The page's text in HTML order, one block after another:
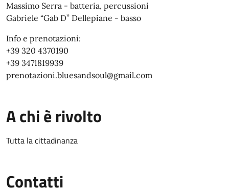
Massimo Serra - batteria, percussioni
Gabriele “Gab D” Dellepiane - basso
Info e prenotazioni:
+39 320 4370190
+39 3471819939
prenotazioni.bluesandsoul@gmail.com
A chi è rivolto
Tutta la cittadinanza
Contatti